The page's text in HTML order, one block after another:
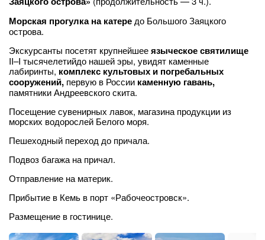
Морская прогулка на катере до Большого Заяцкого
острова.
Экскурсанты посетят крупнейшееязыческое святилище
II–I тысячелетийдо нашей эры, увидят каменные
лабиринты, комплекс культовых и погребальных
сооружений, первую в России каменную гавань,
памятники Андреевского скита.
Посещение сувенирных лавок, магазина продукции из
морских водорослей Белого моря.
Пешеходный переход до причала.
Подвоз багажа на причал.
Отправление на материк.
Прибытие в Кемь в порт «Рабочеостровск».
Размещение в гостинице.